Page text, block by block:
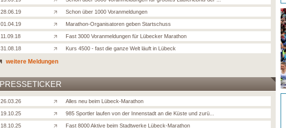
28.06.19 Schon über 1000 Voranmeldungen
01.04.19 Marathon-Organisatoren geben Startschuss
11.09.18 Fast 3000 Voranmeldungen für Lübecker Marathon
31.08.18 Kurs 4500 - fast die ganze Welt läuft in Lübeck
weitere Meldungen
PRESSETICKER
26.03.26 Alles neu beim Lübeck-Marathon
19.10.25 985 Sportler laufen von der Innenstadt an die Küste und zurü...
18.10.25 Fast 8000 Aktive beim Stadtwerke Lübeck-Marathon